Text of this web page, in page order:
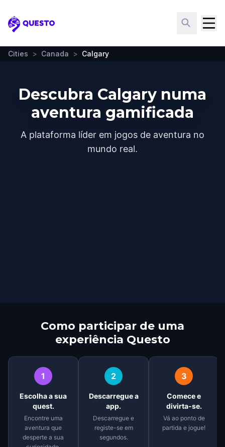
Questo
Cities > Canada > Calgary
Descubra Calgary numa
aventura gamificada
A plataforma líder em jogos de aventura no
mundo real.
Como participar de uma
experiência Questo
1
Escolha a sua
quest.
Encontre uma
aventura que
desperte a sua
2
Descarregue a
app.
Descarregue e
registe-se em
segundos.
3
Comece e
divirta-se.
Vá ao ponto de
partida e jogue!